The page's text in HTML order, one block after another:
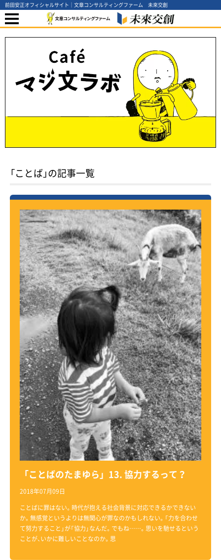
前田安正オフィシャルサイト｜文章コンサルティングファーム 未來交創
「ことば」の記事一覧
「ことばのたまゆら」13. 協力するって？
2018年07月09日
ことばに罪はない。時代が抱える社会背景に対応できるかできない
か。無感覚というよりは無関心が罪なのかもしれない。「力を合わせ
て努力すること」が「協力」なんだ。でもね……。思いを馳せるという
ことが、いかに難しいことなのか。思